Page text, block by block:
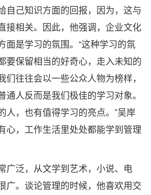
自己知识方面的回报，因为，这与
接相关。因此，他强调，企业文化
面是学习的氛围。“这种学习的氛
要保留相当的好奇心，走入未知的
们往往会以一些公众人物为榜样，
通人反而是我们极佳的学习对象。
人，也有值得学习的亮点。”吴岸
心，工作生活里处处都能学到管理
广泛，从文学到艺术，小说、电
广。谈论管理的时候，他喜欢用交